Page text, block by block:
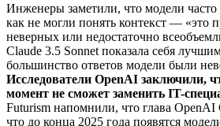
Инженеры заметили, что модели
как не могли понять контекст — «это
неверных или недостаточно
Claude 3.5 Sonnet показала себя
большинство ответов модели были
Исследователи OpenAI заключили,
момент не сможет заменить IT-
Futurism напомнили, что глава
что до конца 2025 года появятся